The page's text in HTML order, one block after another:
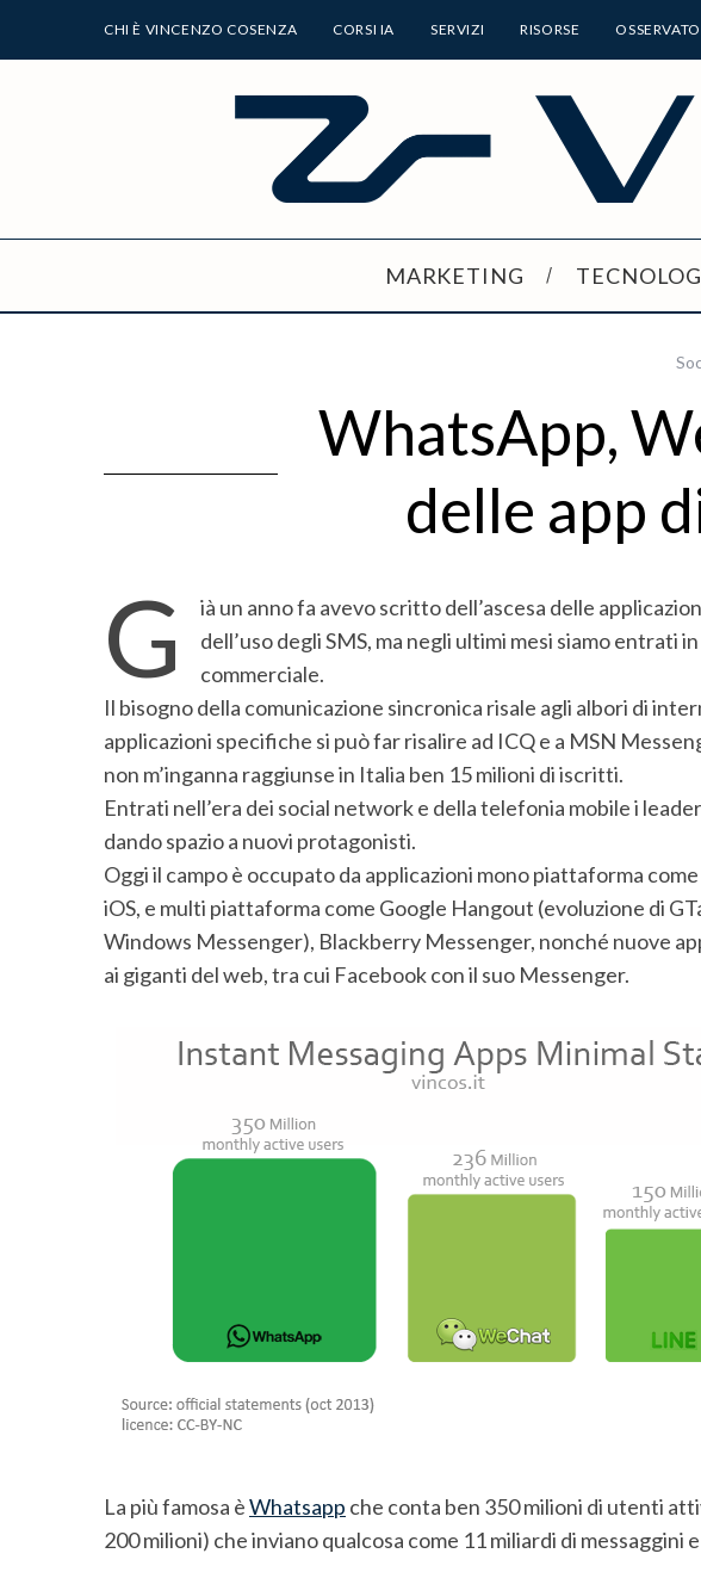
CHI È VINCENZO COSENZA CORSI IA SERVIZI RISORSE
MARKETING
WhatsApp,
delle app
G ià un anno fa avevo scritto dell’ascesa delle
dell’uso degli SMS, ma negli ultimi mesi siamo entrati
commerciale.
Il bisogno della comunicazione sincronica risale agli albori di
applicazioni specifiche si può far risalire ad ICQ e a MSN
non m’inganna raggiunse in Italia ben 15 milioni di iscritti.
Entrati nell’era dei social network e della telefonia mobile i
dando spazio a nuovi protagonisti.
Oggi il campo è occupato da applicazioni mono piattaforma
iOS, e multi piattaforma come Google Hangout (evoluzione di
Windows Messenger), Blackberry Messenger, nonché nuove
ai giganti del web, tra cui Facebook con il suo Messenger.
La più famosa èWhatsapp che conta ben 350 milioni di utenti
200 milioni) che inviano qualcosa come 11 miliardi di messaggini
S
e
r
o
r